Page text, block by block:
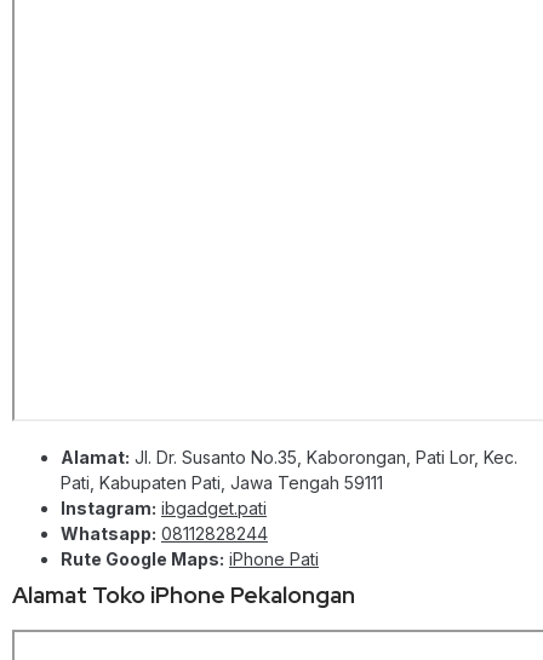
Alamat: Jl. Dr. Susanto No.35, Kaborongan, Pati Lor, Kec.
Pati, Kabupaten Pati, Jawa Tengah 59111
Instagram: ibgadget.pati
Whatsapp: 08112828244
Rute Google Maps: iPhone Pati
Alamat Toko iPhone Pekalongan